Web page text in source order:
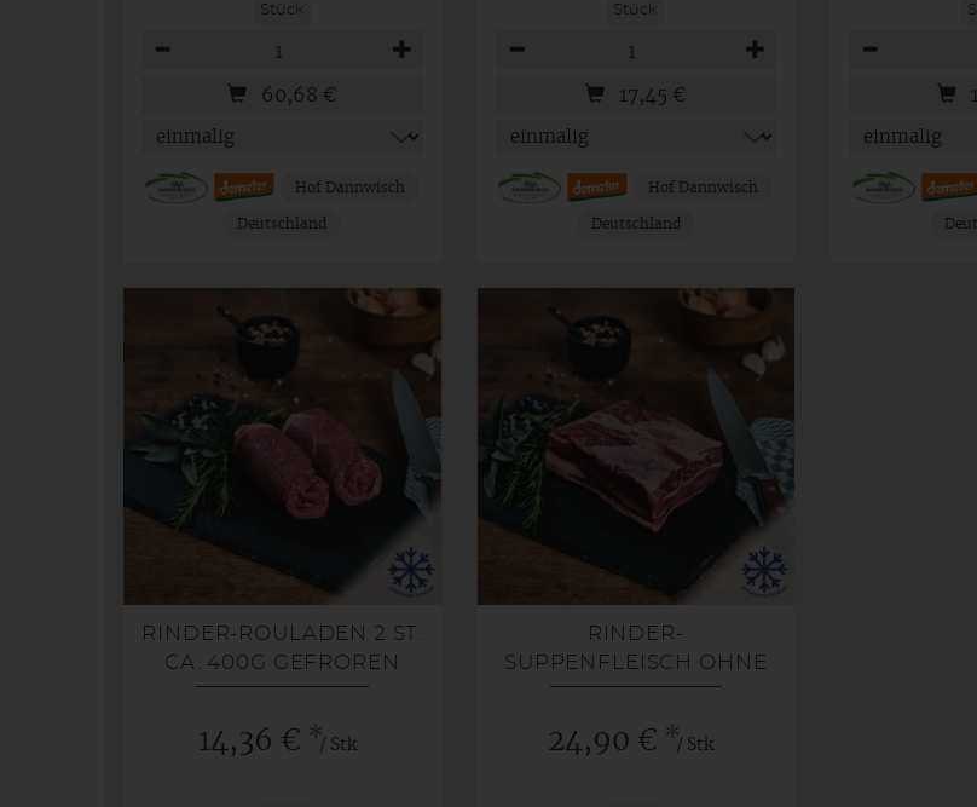
Stück
60,68 €
Hof Dannwisch
Deutschland
Stück
17,45 €
Hof Dannwisch
Deutschland
RINDER-ROULADEN 2 ST.
CA. 400G GEFROREN
14,36 € */ Stk
RINDER-
SUPPENFLEISCH OHNE
KNOCHEN CA. 1 KG
GEFROREN
24,90 € */ Stk